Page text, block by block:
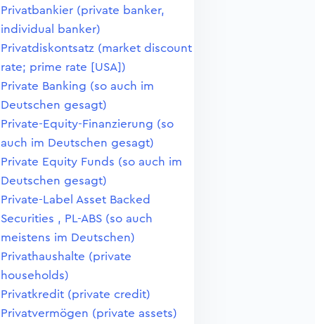
Privatbankier (private banker,
individual banker)
Privatdiskontsatz (market discount
rate; prime rate [USA])
Private Banking (so auch im
Deutschen gesagt)
Private-Equity-Finanzierung (so
auch im Deutschen gesagt)
Private Equity Funds (so auch im
Deutschen gesagt)
Private-Label Asset Backed
Securities , PL-ABS (so auch
meistens im Deutschen)
Privathaushalte (private
households)
Privatkredit (private credit)
Privatvermögen (private assets)